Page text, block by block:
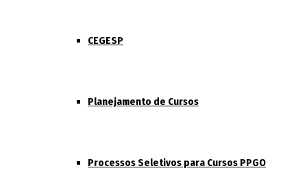
CEGESP
Planejamento de Cursos
Processos Seletivos para Cursos PPGO